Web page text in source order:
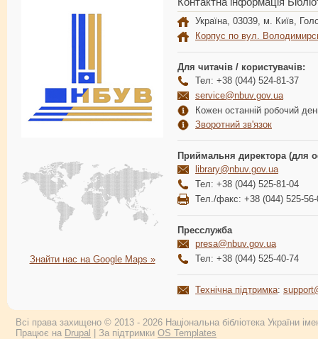
Знайти нас на Google Maps »
Україна, 03039, м. Київ,
Корпус по вул.
Для читачів / користувачів:
Тел: +38 (044) 524-81-37
service@nbuv.gov.ua
Кожен останній робочий
Зворотний зв'язок
Приймальня директора (для
library@nbuv.gov.ua
Тел: +38 (044) 525-81-04
Тел./факс: +38 (044) 525-56-
Пресслужба
presa@nbuv.gov.ua
Тел: +38 (044) 525-40-74
Технічна підтримка:
Всі права захищено © 2013 - 2026 Національна бібліотека України
Працює на Drupal | За підтримки OS Templates